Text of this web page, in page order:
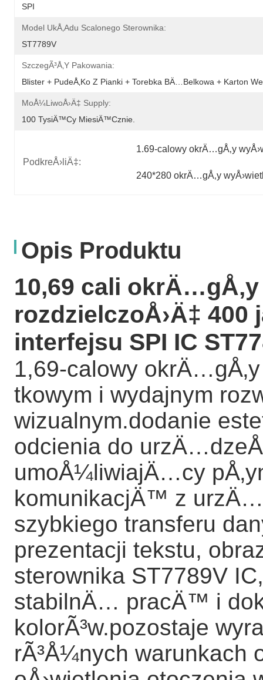
SPI
Model UkÅ‚adu Scalonego Sterownika:
ST7789V
SzczegÃ³Å‚y Pakowania:
Blister + PudeÅ‚ko Z Pianki + Torebka BÄ…belkowa + Karton
MoÅ¼liwoÅ›Ä‡ Supply:
100 TysiÄ™cy MiesiÄ™cznie.
PodkreÅ›liÄ‡:
1.69-calowy okrÄ…gÅ‚y
240*280 okrÄ…gÅ‚y
Opis Produktu
10,69 cali
rozdzielczoÅ›Ä‡ 400
interfejsu SPI IC
1,69-calowy
tkowym i wydajnym
wizualnym.dodanie
odcienia do
umoÅ¼liwiajÄ…cy
komunikacjÄ™ z
szybkiego transferu
prezentacji tekstu,
sterownika ST7789V
stabilnÄ… pracÄ™ i
kolorÃ³w.pozostaje
rÃ³Å¼nych warunkach